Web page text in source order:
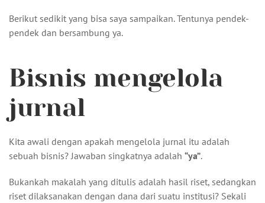
Berikut sedikit yang bisa saya sampaikan. Tentunya pendek-
pendek dan bersambung ya.
Bisnis mengelola
jurnal
Kita awali dengan apakah mengelola jurnal itu adalah
sebuah bisnis? Jawaban singkatnya adalah “ya”.
Bukankah makalah yang ditulis adalah hasil riset, sedangkan
riset dilaksanakan dengan dana dari suatu institusi? Sekali